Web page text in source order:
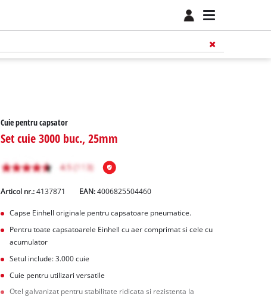
Cuie pentru capsator
Set cuie 3000 buc., 25mm
Articol nr.: 4137871 EAN:4006825504460
Capse Einhell originale pentru capsatoare pneumatice.
Pentru toate capsatoarele Einhell cu aer comprimat si cele cu
acumulator
Setul include: 3.000 cuie
Cuie pentru utilizari versatile
Otel galvanizat pentru stabilitate ridicata si rezistenta la